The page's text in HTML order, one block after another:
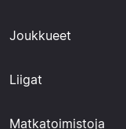
Joukkueet
Liigat
Matkatoimistoja